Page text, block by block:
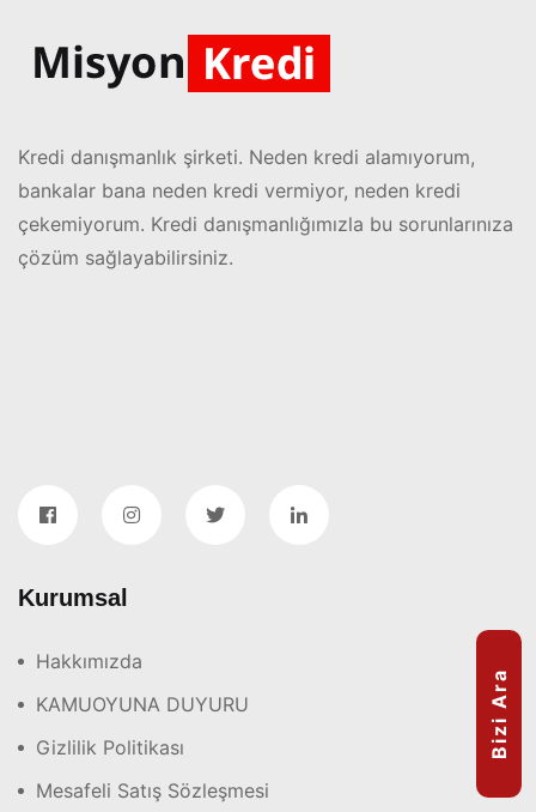
Bizi Ara
Kredi danışmanlık şirketi. Neden kredi alamıyorum,
bankalar bana neden kredi vermiyor, neden kredi
çekemiyorum. Kredi danışmanlığımızla bu sorunlarınıza
çözüm sağlayabilirsiniz.
Kurumsal
Hakkımızda
KAMUOYUNA DUYURU
Gizlilik Politikası
Mesafeli Satış Sözleşmesi